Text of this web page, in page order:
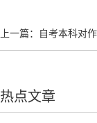
上一篇： 自考本科对
热点文章